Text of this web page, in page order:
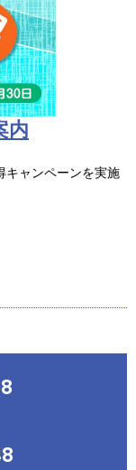
内
キャンペーンを実施